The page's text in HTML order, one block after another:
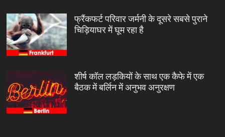
फ्रैंकफर्ट परिवार जर्मनी के दूसरे सबसे पुराने
चिड़ियाघर में घूम रहा है
शीर्ष कॉल लड़कियों के साथ एक कैफे में एक
बैठक में बर्लिन में अनुभव अनुरक्षण